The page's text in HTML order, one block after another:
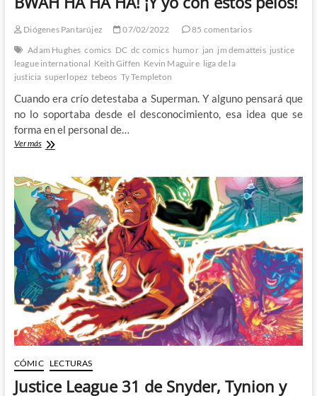
Diógenes Pantarújez 07/02/2022
85 comentarios
Adam Hughes comics DC dc comics humor jan jm dematteis justice
league international Keith Giffen Kevin Maguire liga de la
justicia superlopez tebeos Ty Templeton
Cuando era crío detestaba a Superman. Y alguno pensará que
no lo soportaba desde el desconocimiento, esa idea que se
forma en el personal de…
Ver másBWAH
HA!
¡Y
yo
con
estos
pelos!
CÓMIC LECTURAS
Justice League 31 de Snyder, Tynion y